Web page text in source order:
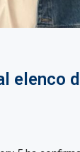
elenco